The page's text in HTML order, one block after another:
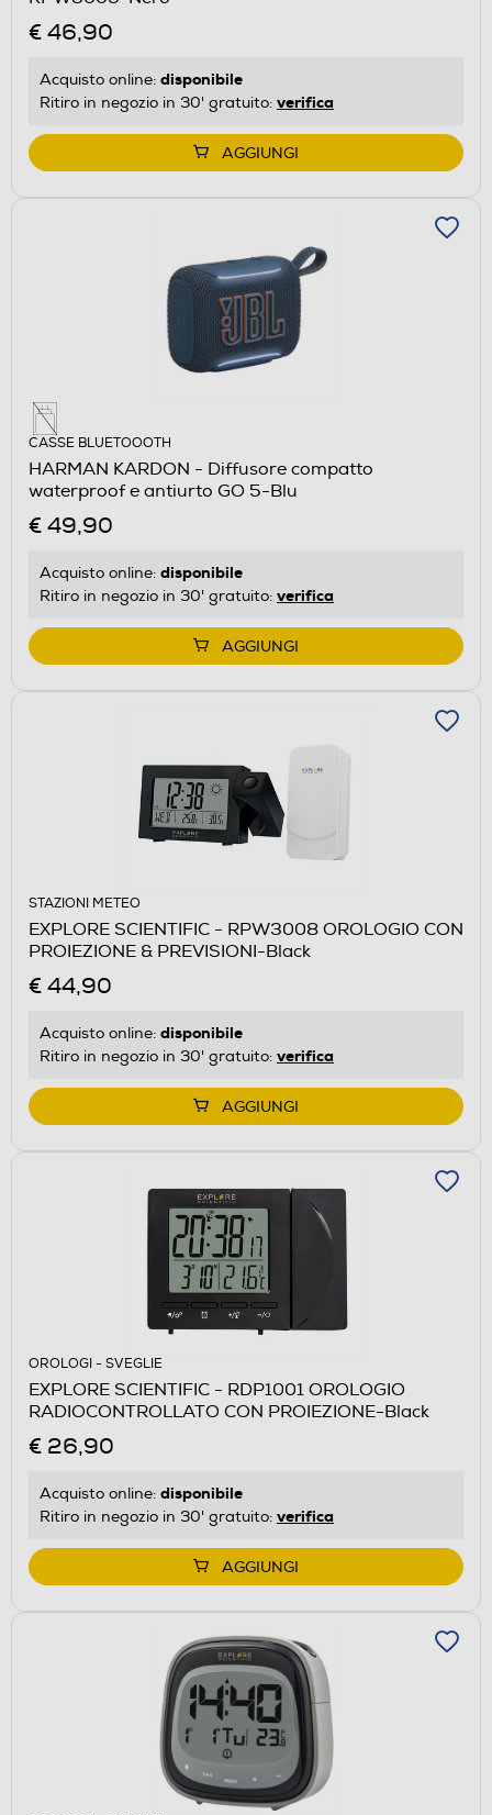
€ 46,90
Acquisto online: disponibile
Ritiro in negozio in 30' gratuito: verifica
AGGIUNGI
CASSE BLUETOOOTH
HARMAN KARDON - Diffusore compatto
waterproof e antiurto GO 5-Blu
€ 49,90
Acquisto online: disponibile
Ritiro in negozio in 30' gratuito: verifica
AGGIUNGI
STAZIONI METEO
EXPLORE SCIENTIFIC - RPW3008 OROLOGIO CON
PROIEZIONE & PREVISIONI-Black
€ 44,90
Acquisto online: disponibile
Ritiro in negozio in 30' gratuito: verifica
AGGIUNGI
OROLOGI - SVEGLIE
EXPLORE SCIENTIFIC - RDP1001 OROLOGIO
RADIOCONTROLLATO CON PROIEZIONE-Black
€ 26,90
Acquisto online: disponibile
Ritiro in negozio in 30' gratuito: verifica
AGGIUNGI